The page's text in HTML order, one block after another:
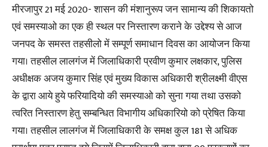
मीरजापुर 21 मई 2020- शासन की मंशानुरूप जन सामान्य की शिकायतो
एवं समस्याओ का एक ही स्थल पर निस्तारण कराने के उद्देश्य से आज
जनपद के समस्त तहसीलो में सम्पूर्ण समाधान दिवस का आयोजन किया
गया। तहसील लालगंज में जिलाधिकारी प्रवीण कुमार लक्षकार, पुलिस
अधीक्षक अजय कुमार सिंह एवं मुख्य विकास अधिकारी श्रीलक्ष्मी वीएस
के द्वारा आये हुये फरियादियो की समस्याओ को सुना गया तथा उसको
त्वरित निस्तारण हेतु सम्बन्धित विभागीय अधिकारियो को प्रेषित किया
गया। तहसील लालगंज में जिलाधिकारी के समक्ष कुल 181 से अधिक